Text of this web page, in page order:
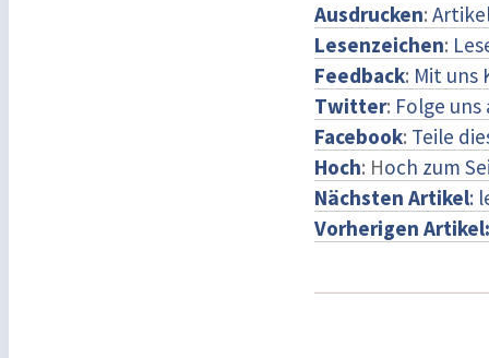
Ausdrucken:
Lesenzeichen:
Feedback: Mit uns
Twitter: Folge
Facebook: Teile
Hoch: Hoch zum
Nächsten Artikel:
Vorherigen